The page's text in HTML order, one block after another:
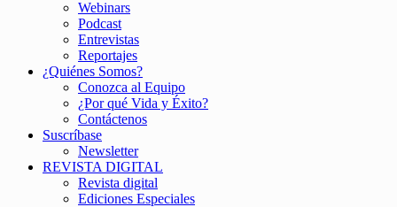
Webinars
Podcast
Entrevistas
Reportajes
¿Quiénes Somos?
Conozca al Equipo
¿Por qué Vida y Éxito?
Contáctenos
Suscríbase
Newsletter
REVISTA DIGITAL
Revista digital
Ediciones Especiales